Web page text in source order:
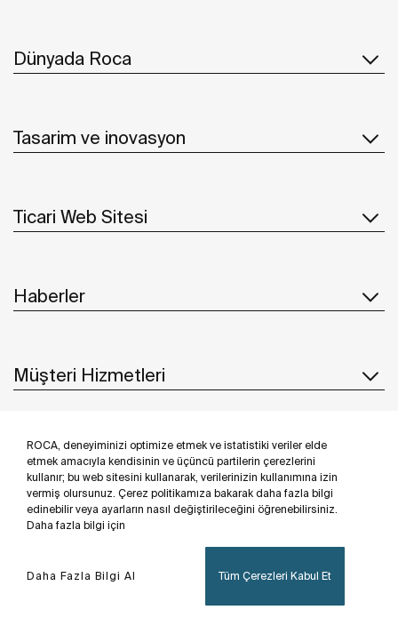
ROCA, deneyiminizi optimize etmek ve istatistiki veriler elde
etmek amacıyla kendisinin ve üçüncü partilerin çerezlerini
kullanır; bu web sitesini kullanarak, verilerinizin kullanımına izin
vermiş olursunuz. Çerez politikamıza bakarak daha fazla bilgi
edinebilir veya ayarların nasıl değiştirileceğini öğrenebilirsiniz.
Daha fazla bilgi için
Daha Fazla Bilgi Al Tüm Çerezleri Kabul Et
Dünyada Roca
Tasarim ve inovasyon
Ticari Web Sitesi
Haberler
Müşteri Hizmetleri
Suppliers
Bizi takip edin